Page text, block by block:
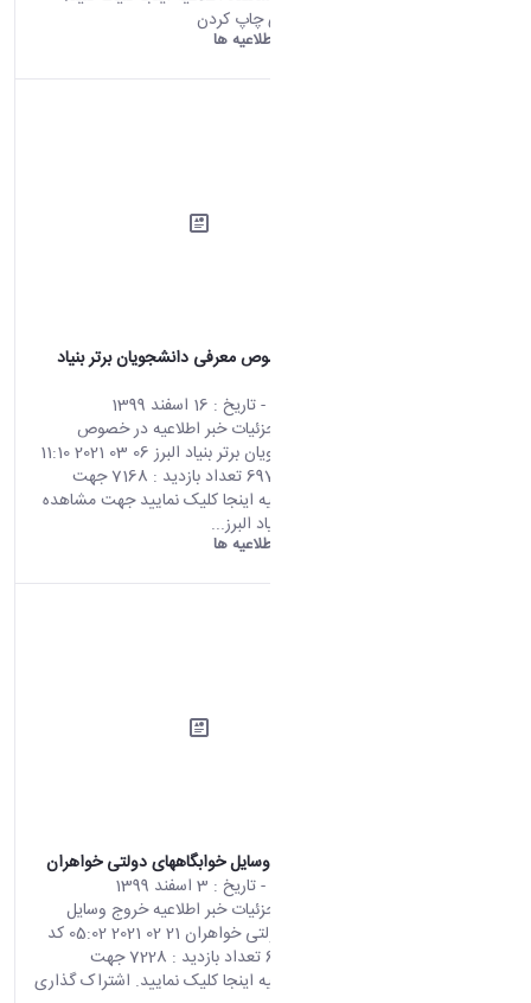
اشتراک گذاری چاپ کردن
اطلاعیه ها
اطلاعیه در خصوص معرفی دانشجویان برتر بنیاد
- تاریخ : 16 اسفند 1399
صفحه اصلی جزئیات خبر اطلاعیه در خصوص
معرفی دانشجویان برتر بنیاد البرز 06 03 2021 11:10
کد خبر : 697585 تعداد بازدید : 7168 جهت
مشاهده اطلاعیه اینجا کلیک نمایید جهت مشاهده
دستورالعمل بنیاد البرز...
اطلاعیه ها
اطلاعیه خروج وسایل خوابگاههای دولتی خواهران
- تاریخ : 3 اسفند 1399
صفحه اصلی جزئیات خبر اطلاعیه خروج وسایل
خوابگاههای دولتی خواهران 21 02 2021 05:02 کد
خبر : 697733 تعداد بازدید : 7228 جهت
مشاهده اطلاعیه اینجا کلیک نمایید. اشتراک گذاری